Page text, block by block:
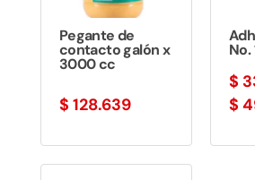
Pegante de
contacto galón x
3000 cc
$ 128.639
No.
$
$